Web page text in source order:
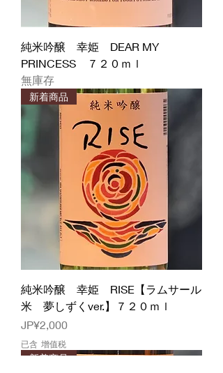
純米吟醸 幸姫 DEAR MY
PRINCESS ７２０ｍｌ
無庫存
新着商品
純米吟醸 幸姫 RISE【ラムサール
米 夢しずくver.】７２０ｍｌ
價格
JP¥2,000
已含 增值税
新着商品